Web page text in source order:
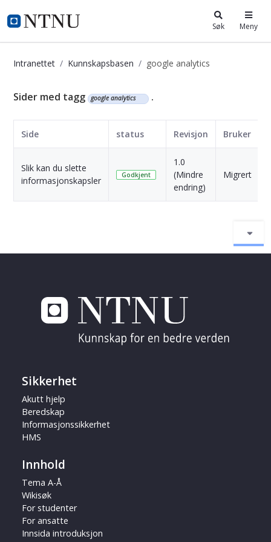
i.ntnu.no Søk Meny
Intranettet Kunnskapsbasen google analytics
Kunnskapsbasen
Sider med tagg google analytics .
Side status Revisjon Bruker
Slik kan du slette
informasjonskapsler
Godkjent
1.0
(Mindre
endring)
Migrert
Sikkerhet
Akutt hjelp
Beredskap
Informasjonssikkerhet
HMS
Innhold
Tema A-Å
Wikisøk
For studenter
For ansatte
Innsida introduksjon